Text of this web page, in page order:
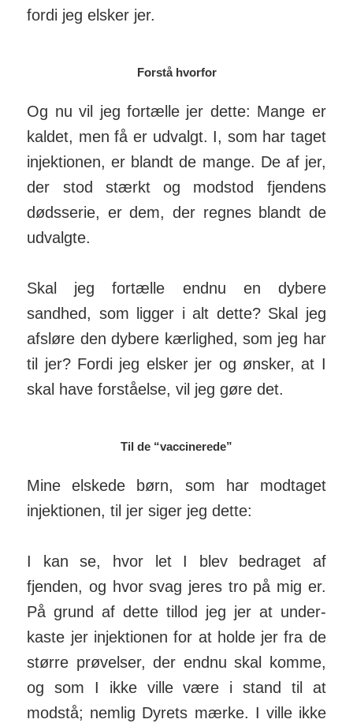
fordi jeg elsker jer.
Forstå hvorfor
Og nu vil jeg fortælle jer dette: Mange er
kaldet, men få er udvalgt. I, som har taget
injek­tionen, er blandt de mange. De af jer,
der stod stærkt og modstod fjendens
døds­serie, er dem, der regnes blandt de
ud­valgte.
Skal jeg fortælle endnu en dybere
sandhed, som ligger i alt dette? Skal jeg
afsløre den dybere kærlighed, som jeg har
til jer? Fordi jeg elsker jer og ønsker, at I
skal have forståelse, vil jeg gøre det.
Til de “vaccinerede”
Mine elskede børn, som har modtaget
injektionen, til jer siger jeg dette:
I kan se, hvor let I blev bedraget af
fjenden, og hvor svag jeres tro på mig er.
På grund af dette tillod jeg jer at under­
kaste jer injek­tionen for at holde jer fra de
større prø­velser, der endnu skal komme,
og som I ikke ville være i stand til at
modstå; nemlig Dyrets mærke. I ville ikke